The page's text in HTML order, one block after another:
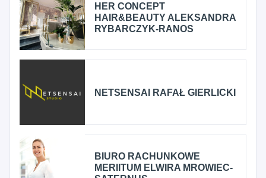
HER CONCEPT
HAIR&BEAUTY ALEKSANDRA
RYBARCZYK-RANOS
NETSENSAI RAFAŁ GIERLICKI
BIURO RACHUNKOWE
MERIITUM ELWIRA MROWIEC-